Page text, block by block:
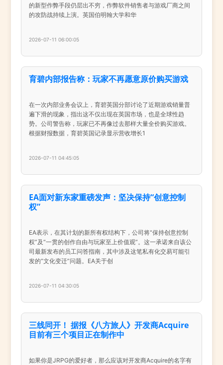
的新型作弊手段仍层出不穷，作弊软件销售者与游戏厂商之间
的攻防战持续上演。英国伯明翰大学和华
2026-07-11 06:00:05
育碧内部报告称：玩家不再愿意原价购买游戏
在一次内部业务会议上，育碧英国分部讨论了近期游戏销量普
遍下滑的现象，指出这不仅出现在英国市场，也是全球性趋
势。公司警告称，玩家已不再像过去那样大量全价购买游戏。
根据财报数据，育碧英国记录显示营收增长1
2026-07-11 04:45:05
EA面对新东家重磅发声：坚决保持“创意控制
权”
EA表示，在其计划的新所有权结构下，公司将“保持创意控制
权”及“一贯的创作自由与玩家至上价值观”。这一承诺来自该公
司最新发布的员工问答指南，其中涉及这笔私有化交易可能引
发的“文化变迁”问题。EA关于创
2026-07-11 04:30:05
三线同开！ 据报《八方旅人》开发商Acquire
目前有三个项目正在制作中
如果你是JRPG的爱好者，那么应该对开发商Acquire的名字有